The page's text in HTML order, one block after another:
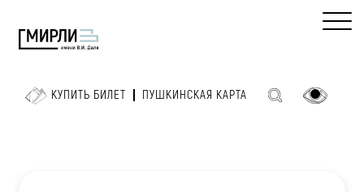
КУПИТЬ БИЛЕТ ПУШКИНСКАЯ КАРТА